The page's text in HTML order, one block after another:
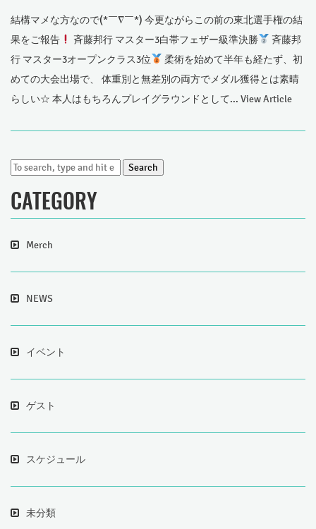
結構マメな方なので(*￣∇￣*) 今更ながらこの前の東北選手権の結
果をご報告
斉藤邦行 マスター3白帯フェザー級準決勝
斉藤邦
行 マスター3オープンクラス3位
柔術を始めて半年も経たず、初
めての大会出場で、 体重別と無差別の両方でメダル獲得とは素晴
らしい☆ 本人はもちろんプレイグラウンドとして... View Article
Search
CATEGORY
Merch
NEWS
イベント
ゲスト
スケジュール
未分類